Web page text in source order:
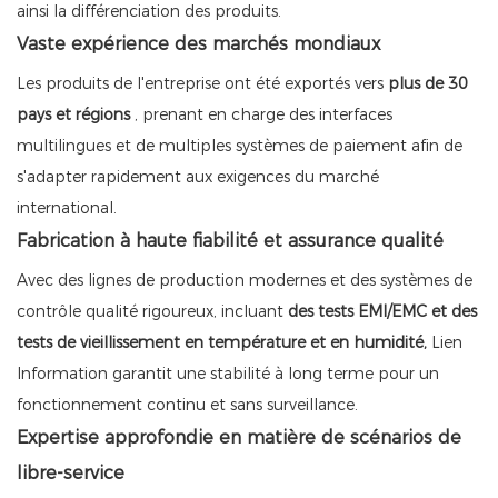
ainsi la différenciation des produits.
Vaste expérience des marchés mondiaux
Les produits de l'entreprise ont été exportés vers plus de 30
pays et régions, prenant en charge des interfaces
multilingues et de multiples systèmes de paiement afin de
s'adapter rapidement aux exigences du marché
international.
Fabrication à haute fiabilité et assurance qualité
Avec des lignes de production modernes et des systèmes de
contrôle qualité rigoureux, incluant des tests EMI/EMC et des
tests de vieillissement en température et en humidité, Lien
Information garantit une stabilité à long terme pour un
fonctionnement continu et sans surveillance.
Expertise approfondie en matière de scénarios de
libre-service